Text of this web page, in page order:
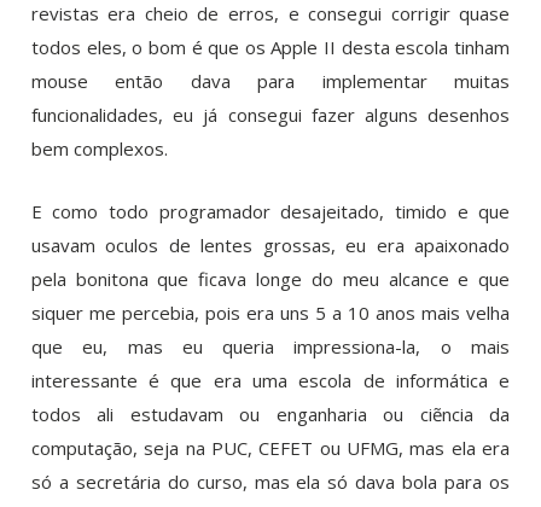
revistas era cheio de erros, e consegui corrigir quase
todos eles, o bom é que os Apple II desta escola tinham
mouse então dava para implementar muitas
funcionalidades, eu já consegui fazer alguns desenhos
bem complexos.
E como todo programador desajeitado, timido e que
usavam oculos de lentes grossas, eu era apaixonado
pela bonitona que ficava longe do meu alcance e que
siquer me percebia, pois era uns 5 a 10 anos mais velha
que eu, mas eu queria impressiona-la, o mais
interessante é que era uma escola de informática e
todos ali estudavam ou enganharia ou ciẽncia da
computação, seja na PUC, CEFET ou UFMG, mas ela era
só a secretária do curso, mas ela só dava bola para os